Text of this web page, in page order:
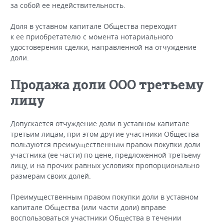
за собой ее недействительность.
Доля в уставном капитале Общества переходит
к ее приобретателю с момента нотариального
удостоверения сделки, направленной на отчуждение
доли.
Продажа доли ООО третьему
лицу
Допускается отчуждение доли в уставном капитале
третьим лицам, при этом другие участники Общества
пользуются преимущественным правом покупки доли
участника (ее части) по цене, предложенной третьему
лицу, и на прочих равных условиях пропорционально
размерам своих долей.
Преимущественным правом покупки доли в уставном
капитале Общества (или части доли) вправе
воспользоваться участники Общества в течении